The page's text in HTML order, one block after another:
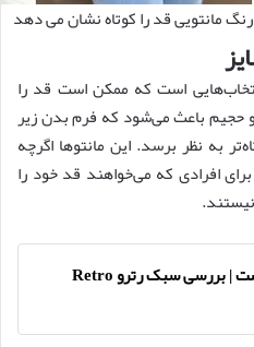
مانتویی قد را کوتاه نشان می دهد
است که ممکن است قد را
حجیم باعث می‌شود که فرم بدن زیر
به نظر برسد. این مانتوها اگرچه
افرادی که می‌خواهند قد خود را
استایل رترو چست | بررسی سبک رترو Retro